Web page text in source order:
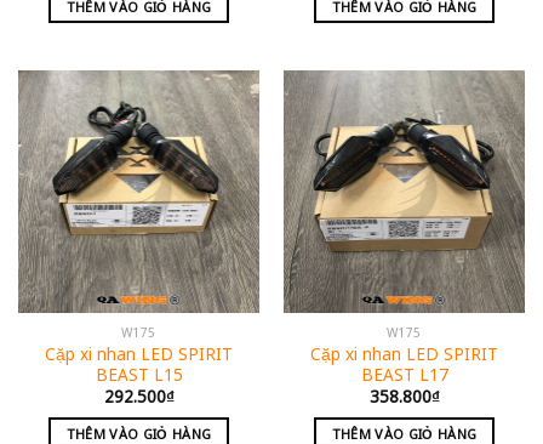
THÊM VÀO GIỎ HÀNG THÊM VÀO GIỎ HÀNG
W175
Cặp xi nhan LED SPIRIT
BEAST L15
292.500₫
THÊM VÀO GIỎ HÀNG
W175
Cặp xi nhan LED SPIRIT
BEAST L17
358.800₫
THÊM VÀO GIỎ HÀNG